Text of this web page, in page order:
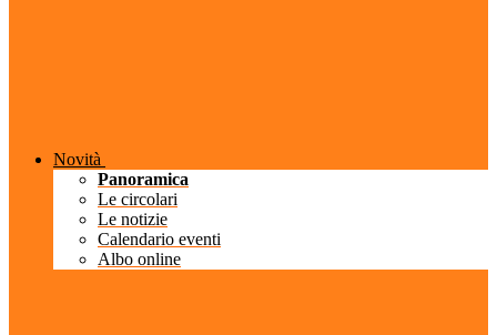
Novità
Panoramica
Le circolari
Le notizie
Calendario eventi
Albo online